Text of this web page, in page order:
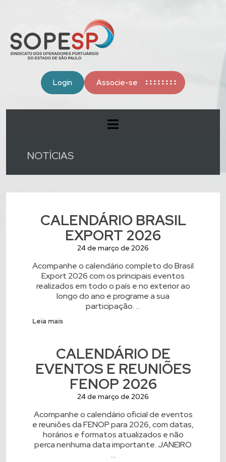
Login Associe-se
NOTÍCIAS
CALENDÁRIO BRASIL
EXPORT 2026
24 de março de 2026
Acompanhe o calendário completo do Brasil
Export 2026 com os principais eventos
realizados em todo o país e no exterior ao
longo do ano e programe a sua
participação. ...
Leia mais
CALENDÁRIO DE
EVENTOS E REUNIÕES
FENOP 2026
24 de março de 2026
Acompanhe o calendário oficial de eventos
e reuniões da FENOP para 2026, com datas,
horários e formatos atualizados e não
perca nenhuma data importante. JANEIRO
...